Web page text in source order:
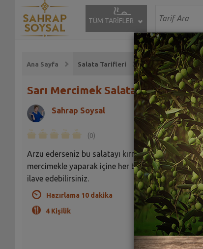
TÜM TARİFLER
Ana Sayfa Salata Tarifleri
Sarı Mercimek Salatası Tarifi
Sahrap Soysal
(0)
Arzu ederseniz bu salatayı kırmızı ya da yeşil
mercimekle yaparak içine her tür salata malzemesi
ilave edebilirsiniz.
Hazırlama 10 dakika
4 Kişilik